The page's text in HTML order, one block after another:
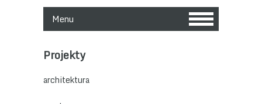
Menu
Projekty
architektura